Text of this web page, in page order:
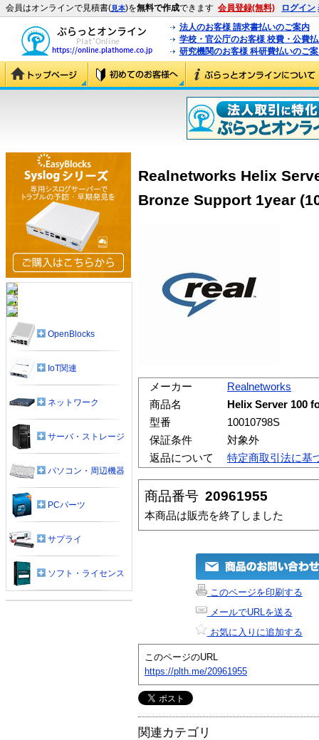
会員はオンラインで見積書(見本)を無料で作成できます 会員登録(無料) ログイン
法人のお客様 請求書払いのご案内
学校・官公庁のお客様 校費・公費
研究機関のお客様 科研費払いのご
Realnetworks Helix
Bronze Support 1year
メーカー
Realnetworks
商品名
Helix Server 100
型番
10010798S
保証条件
対象外
返品について
特定商取引法に基
商品番号 20961955
本商品は販売を終了しました
このページを印刷する
メールでURLを送る
お気に入りに追加する
このページのURL
https://plth.me/20961955
関連カテゴリ
OpenBlocks
IoT関連
ネットワーク
サーバ・ストレージ
パソコン・周辺機器
PCパーツ
サプライ
ソフト・ライセンス